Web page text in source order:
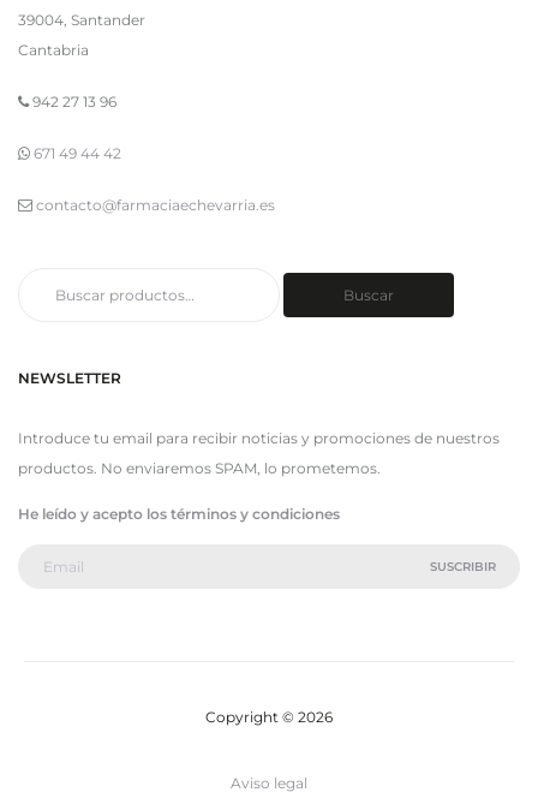
39004, Santander
Cantabria
942 27 13 96
671 49 44 42
contacto@farmaciaechevarria.es
Buscar
NEWSLETTER
Introduce tu email para recibir noticias y promociones de nuestros
productos. No enviaremos SPAM, lo prometemos.
He leído y acepto los términos y condiciones
Copyright © 2026
Aviso legal